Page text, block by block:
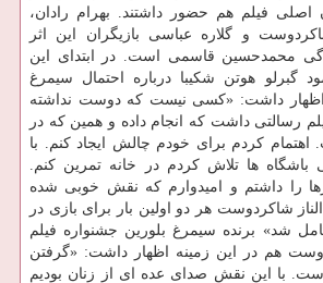
اصلی فیلم هم حضور داشتند. بهرام رادان،
و گلاره عباسی بازیگران این اثر
محمدحسین قاسمی است. در ابتدای این
گبرلو هوتن شکیبا درباره احتمال سیمرغ
اظهار داشت: «کسی نیست که دوست نداشته
رسالتی داشت که انجام داده و همین که در
کردم برای خودم چالش ایجاد کنم. با
باشگاه ها تلاش کردم در خانه تمرین کنم.
را داشتم و امیدوارم که نقش خوبی شده
شاکردوست هر دو اولین بار برای بازی در
شد» برنده سیمرغ بلورین جشنواره فیلم
هم در این زمینه اظهار داشت: «گرفتن
با این نقش صدای عده ای از زنان بودیم